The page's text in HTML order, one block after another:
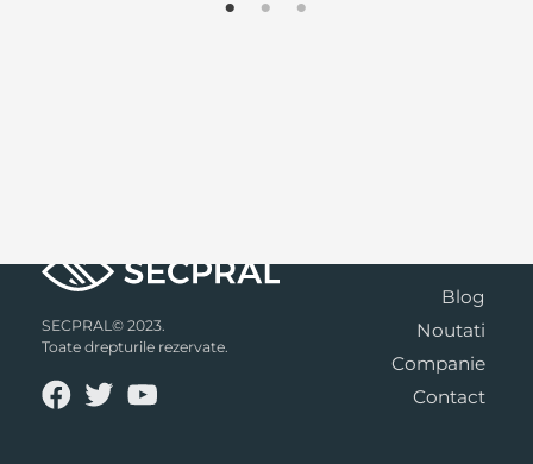
SECPRAL© 2023.
Toate drepturile rezervate.
Blog
Noutati
Companie
Contact